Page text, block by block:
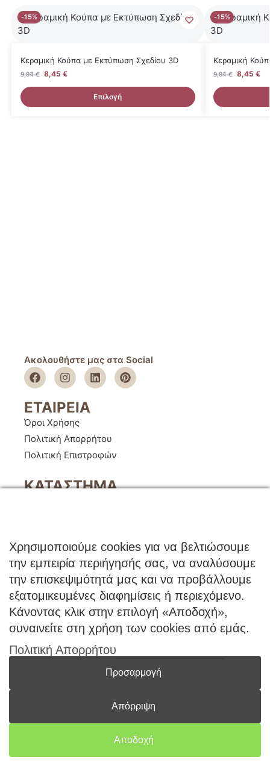
-15%
Κεραμική Κούπα με Εκτύπωση Σχεδίου 3D
9,94€ 8,45 €
Επιλογή
-15%
Κεραμική
9,94€ 8,45 €
Ακολουθήστε μας στα Social
ΕΤΑΙΡΕΙΑ
Όροι Χρήσης
Πολιτική Απορρήτου
Πολιτική Επιστροφών
ΚΑΤΑΣΤΗΜΑ
Μέθοδοι Πληρωμής
Μέθοδοι Αποστολής
ΕΠΙΚΟΙΝΩΝΙΑ
Φόρμα Επικοινωνίας
Νέα Σάντα, Κιλκίς, 61100
Χρησιμοποιούμε cookies για να βελτιώσουμε
την εμπειρία περιήγησής σας, να αναλύσουμε
την επισκεψιμότητά μας και να προβάλλουμε
εξατομικευμένες διαφημίσεις ή περιεχόμενο.
Κάνοντας κλικ στην επιλογή «Αποδοχή»,
συναινείτε στη χρήση των cookies από εμάς.
Πολιτική Απορρήτου
Προσαρμογή
Απόρριψη
Αποδοχή